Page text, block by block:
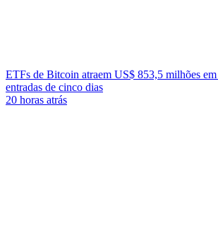
ETFs de Bitcoin atraem US$ 853,5 milhões em
entradas de cinco dias
20 horas atrás